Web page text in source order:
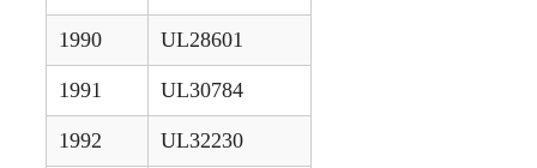
1990 UL28601
1991 UL30784
1992 UL32230